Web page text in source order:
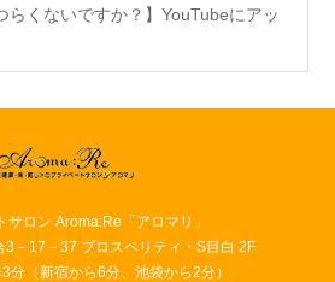
らくないですか？】YouTubeにアッ
サロン Aroma:Re「アロマリ」
3－17－37 プロスペリティ・S目白 2F
分（新宿から6分、池袋から2分）